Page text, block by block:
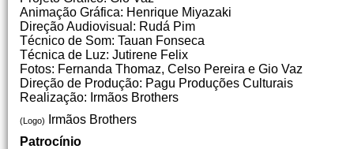
Animação Gráfica: Henrique Miyazaki
Direção Audiovisual: Rudá Pim
Técnico de Som: Tauan Fonseca
Técnica de Luz: Jutirene Felix
Fotos: Fernanda Thomaz, Celso Pereira e Gio Vaz
Direção de Produção: Pagu Produções Culturais
Realização: Irmãos Brothers
(Logo)
Irmãos Brothers
Patrocínio